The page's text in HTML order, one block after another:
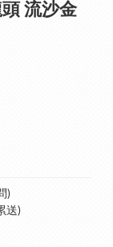
流沙金
)
送)